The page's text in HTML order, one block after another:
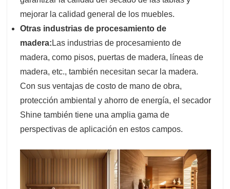
mejorar la calidad general de los muebles.
Otras industrias de procesamiento de
madera: Las industrias de procesamiento de
madera, como pisos, puertas de madera, líneas de
madera, etc., también necesitan secar la madera.
Con sus ventajas de costo de mano de obra,
protección ambiental y ahorro de energía, el secador
Shine también tiene una amplia gama de
perspectivas de aplicación en estos campos.